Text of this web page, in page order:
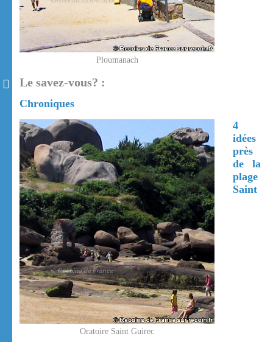
Ploumanach
Le savez-vous? :
Chroniques
Oratoire Saint Guirec
4
idées
près
de la
plage
Saint